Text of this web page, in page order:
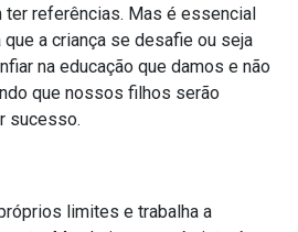
referências. Mas é essencial
a criança se desafie ou seja
na educação que damos e não
que nossos filhos serão
sucesso.
limites e trabalha a